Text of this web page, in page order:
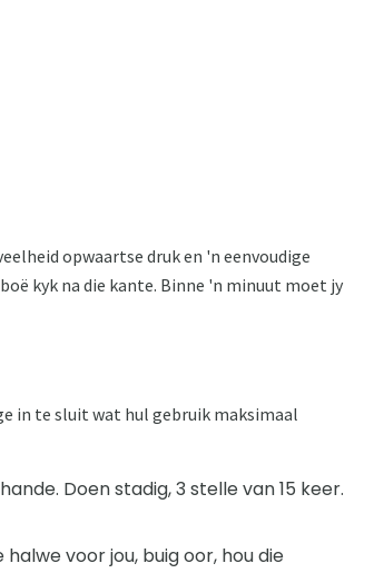
opwaartse druk en 'n eenvoudige
kyk na die kante. Binne 'n minuut moet jy
in te sluit wat hul gebruik maksimaal
Doen stadig, 3 stelle van 15 keer.
voor jou, buig oor, hou die